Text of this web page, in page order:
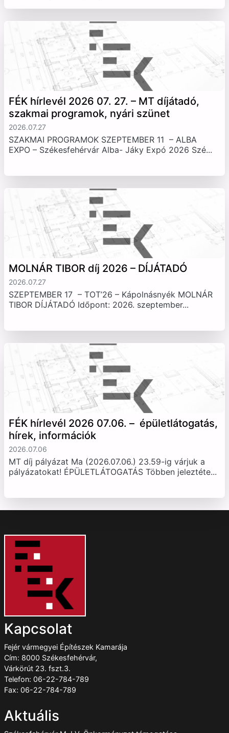
FÉK hírlevél 2026 07. 27. – MT díjátadó,
szakmai programok, nyári szünet
2026.07.27
SZAKMAI PROGRAMOK SZEPTEMBER 11 – ALBA
EXPO – Székesfehérvár Alba- Jáky Expó 2026 Szé...
MOLNÁR TIBOR díj 2026 – DÍJÁTADÓ
2026.07.27
SZEPTEMBER 17 – TOT’26 – Kápolnásnyék MOLNÁR
TIBOR DÍJÁTADÓ Időpont: 2026. szeptember...
FÉK hírlevél 2026 07.06. – épületlátogatás,
hírek, információk
2026.07.06
MT díj pályázat Ma (2026.07.06.) 23.59-ig várjuk a
pályázatokat! ÉPÜLETLÁTOGATÁS Többen jeleztéte...
Kapcsolat
Fejér vármegyei Építészek Kamarája
Cím: 8000 Székesfehérvár,
Várkörút 23. fszt.3.
Telefon: 06-22-784-789
Fax: 06-22-784-789
Aktuális